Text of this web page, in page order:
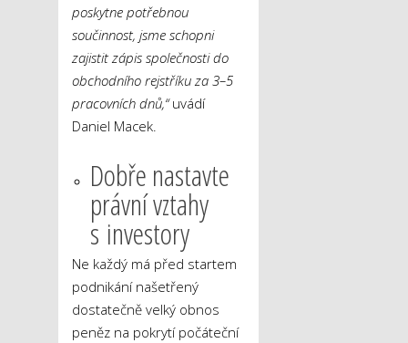
poskytne potřebnou
součinnost, jsme schopni
zajistit zápis společnosti do
obchodního rejstříku za 3–5
pracovních dnů,“uvádí
Daniel Macek.
Dobře nastavte
právní vztahy
s investory
Ne každý má před startem
podnikání našetřený
dostatečně velký obnos
peněz na pokrytí počáteční